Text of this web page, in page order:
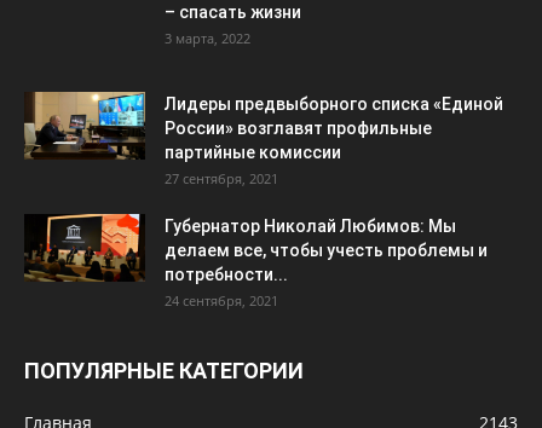
– спасать жизни
3 марта, 2022
Лидеры предвыборного списка «Единой
России» возглавят профильные
партийные комиссии
27 сентября, 2021
Губернатор Николай Любимов: Мы
делаем все, чтобы учесть проблемы и
потребности...
24 сентября, 2021
ПОПУЛЯРНЫЕ КАТЕГОРИИ
Главная 2143